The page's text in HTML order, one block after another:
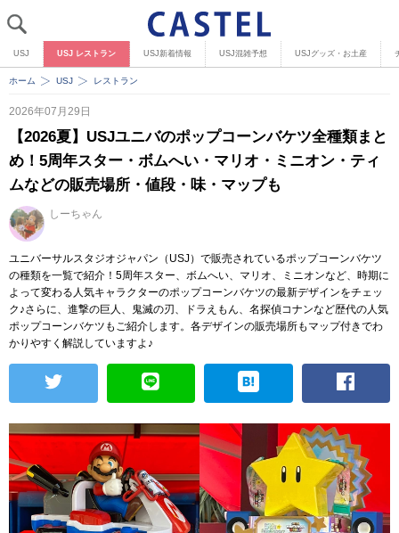
USJ USJ レストラン USJ新着情報 USJ混雑予想 USJグッズ・お土産
ホーム USJ レストラン
2026年07月29日
【2026夏】USJユニバのポップコーンバケツ全種類まと
め！5周年スター・ボムへい・マリオ・ミニオン・ティ
ムなどの販売場所・値段・味・マップも
しーちゃん
ユニバーサルスタジオジャパン（USJ）で販売されているポップコーンバケツ
の種類を一覧で紹介！5周年スター、ボムへい、マリオ、ミニオンなど、時期に
よって変わる人気キャラクターのポップコーンバケツの最新デザインをチェッ
ク♪さらに、進撃の巨人、鬼滅の刃、ドラえもん、名探偵コナンなど歴代の人気
ポップコーンバケツもご紹介します。各デザインの販売場所もマップ付きでわ
かりやすく解説していますよ♪